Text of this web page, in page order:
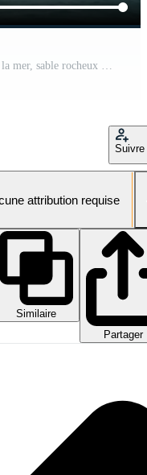
gros plan des vagues de la mer, bord de la mer, sable rocheux Vidéo Pro
Suivre
attribution requise
Similaire
Partager